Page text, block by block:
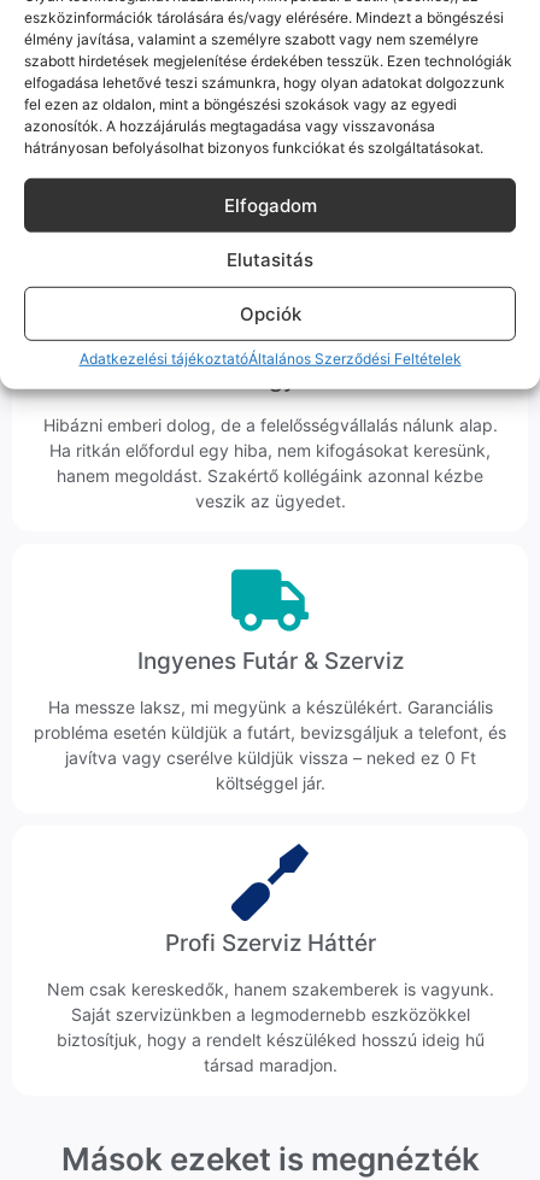
eszközinformációk tárolására és/vagy elérésére. Mindezt a böngészési
élmény javítása, valamint a személyre szabott vagy nem személyre
szabott hirdetések megjelenítése érdekében tesszük. Ezen technológiák
elfogadása lehetővé teszi számunkra, hogy olyan adatokat dolgozzunk
fel ezen az oldalon, mint a böngészési szokások vagy az egyedi
azonosítók. A hozzájárulás megtagadása vagy visszavonása
hátrányosan befolyásolhat bizonyos funkciókat és szolgáltatásokat.
Elfogadom
Elutasitás
Opciók
Adatkezelési tájékoztatóÁltalános Szerződési Feltételek
100% Elérhetőség
Sok éve a szegedi piac meghatározó szereplői vagyunk.
ember veszi fel a telefont, és személyesen is megtalálsz
minket Szegeden.
Hibázni emberi dolog, de a felelősségvállalás nálunk alap.
Ha ritkán előfordul egy hiba, nem kifogásokat keresünk,
hanem megoldást. Szakértő kollégáink azonnal kézbe
veszik az ügyedet.
Ingyenes Futár & Szerviz
Ha messze laksz, mi megyünk a készülékért. Garanciális
probléma esetén küldjük a futárt, bevizsgáljuk a telefont, és
javítva vagy cserélve küldjük vissza – neked ez 0 Ft
költséggel jár.
Profi Szerviz Háttér
Nem csak kereskedők, hanem szakemberek is vagyunk.
Saját szervizünkben a legmodernebb eszközökkel
biztosítjuk, hogy a rendelt készüléked hosszú ideig hű
társad maradjon.
Mások ezeket is megnézték